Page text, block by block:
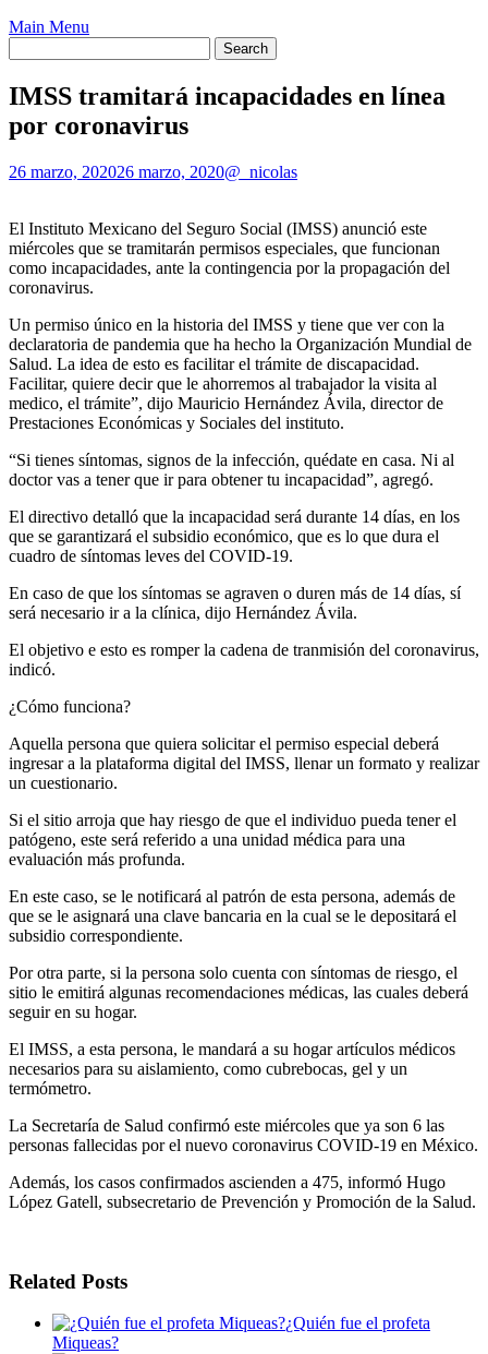
Main Menu
IMSS tramitará incapacidades en línea
por coronavirus
26 marzo, 202026 marzo, 2020@_nicolas
El Instituto Mexicano del Seguro Social (IMSS) anunció este
miércoles que se tramitarán permisos especiales, que funcionan
como incapacidades, ante la contingencia por la propagación del
coronavirus.
Un permiso único en la historia del IMSS y tiene que ver con la
declaratoria de pandemia que ha hecho la Organización Mundial de
Salud. La idea de esto es facilitar el trámite de discapacidad.
Facilitar, quiere decir que le ahorremos al trabajador la visita al
medico, el trámite”, dijo Mauricio Hernández Ávila, director de
Prestaciones Económicas y Sociales del instituto.
“Si tienes síntomas, signos de la infección, quédate en casa. Ni al
doctor vas a tener que ir para obtener tu incapacidad”, agregó.
El directivo detalló que la incapacidad será durante 14 días, en los
que se garantizará el subsidio económico, que es lo que dura el
cuadro de síntomas leves del COVID-19.
En caso de que los síntomas se agraven o duren más de 14 días, sí
será necesario ir a la clínica, dijo Hernández Ávila.
El objetivo e esto es romper la cadena de tranmisión del coronavirus,
indicó.
¿Cómo funciona?
Aquella persona que quiera solicitar el permiso especial deberá
ingresar a la plataforma digital del IMSS, llenar un formato y realizar
un cuestionario.
Si el sitio arroja que hay riesgo de que el individuo pueda tener el
patógeno, este será referido a una unidad médica para una
evaluación más profunda.
En este caso, se le notificará al patrón de esta persona, además de
que se le asignará una clave bancaria en la cual se le depositará el
subsidio correspondiente.
Por otra parte, si la persona solo cuenta con síntomas de riesgo, el
sitio le emitirá algunas recomendaciones médicas, las cuales deberá
seguir en su hogar.
El IMSS, a esta persona, le mandará a su hogar artículos médicos
necesarios para su aislamiento, como cubrebocas, gel y un
termómetro.
La Secretaría de Salud confirmó este miércoles que ya son 6 las
personas fallecidas por el nuevo coronavirus COVID-19 en México.
Además, los casos confirmados ascienden a 475, informó Hugo
López Gatell, subsecretario de Prevención y Promoción de la Salud.
Related Posts
¿Quién fue el profeta
Miqueas?